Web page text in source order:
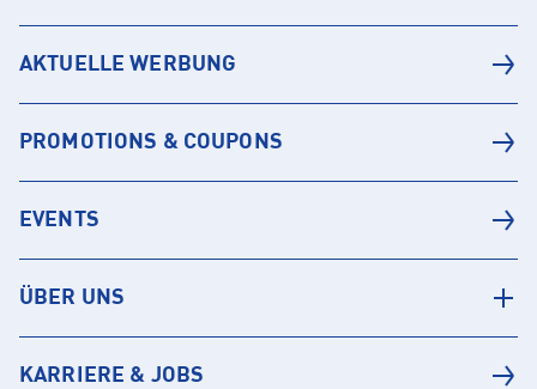
AKTUELLE WERBUNG
PROMOTIONS & COUPONS
EVENTS
ÜBER UNS
KARRIERE & JOBS